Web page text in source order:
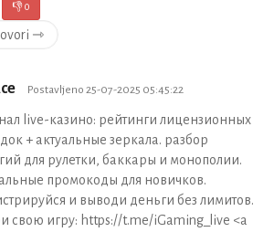
👎0
⇾
Postavljeno 25-07-2025 05:45:22
live-казино: рейтинги лицензионных
+ актуальные зеркала. разбор
для рулетки, баккары и монополии.
промокоды для новичков.
и выводи деньги без лимитов.
свою игру: https://t.me/iGaming_live <a